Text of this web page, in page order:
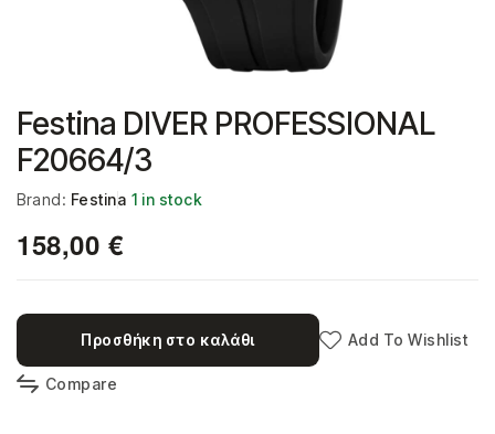
Festina DIVER PROFESSIONAL
F20664/3
Brand: Festina 1 in stock
158,00 €
Προσθήκη στο καλάθι Add To Wishlist
Compare